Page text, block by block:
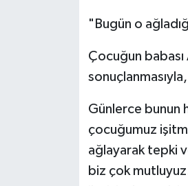
"Bugün o
Çocuğun
Günlerce bunun
çocuğumuz
ağlayarak tepki
biz çok